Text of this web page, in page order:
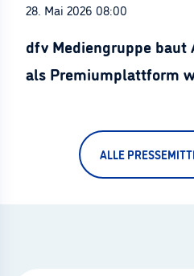
28. Mai 2026 08:00
dfv Mediengruppe baut
als Premiumplattform
ALLE